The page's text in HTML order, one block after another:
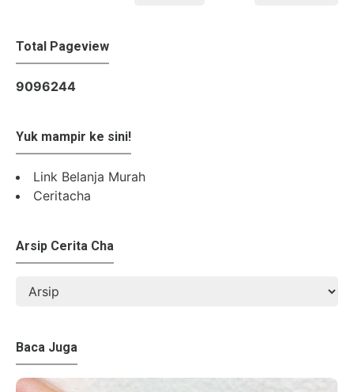
Total Pageview
9096244
Yuk mampir ke sini!
Link Belanja Murah
Ceritacha
Arsip Cerita Cha
Baca Juga